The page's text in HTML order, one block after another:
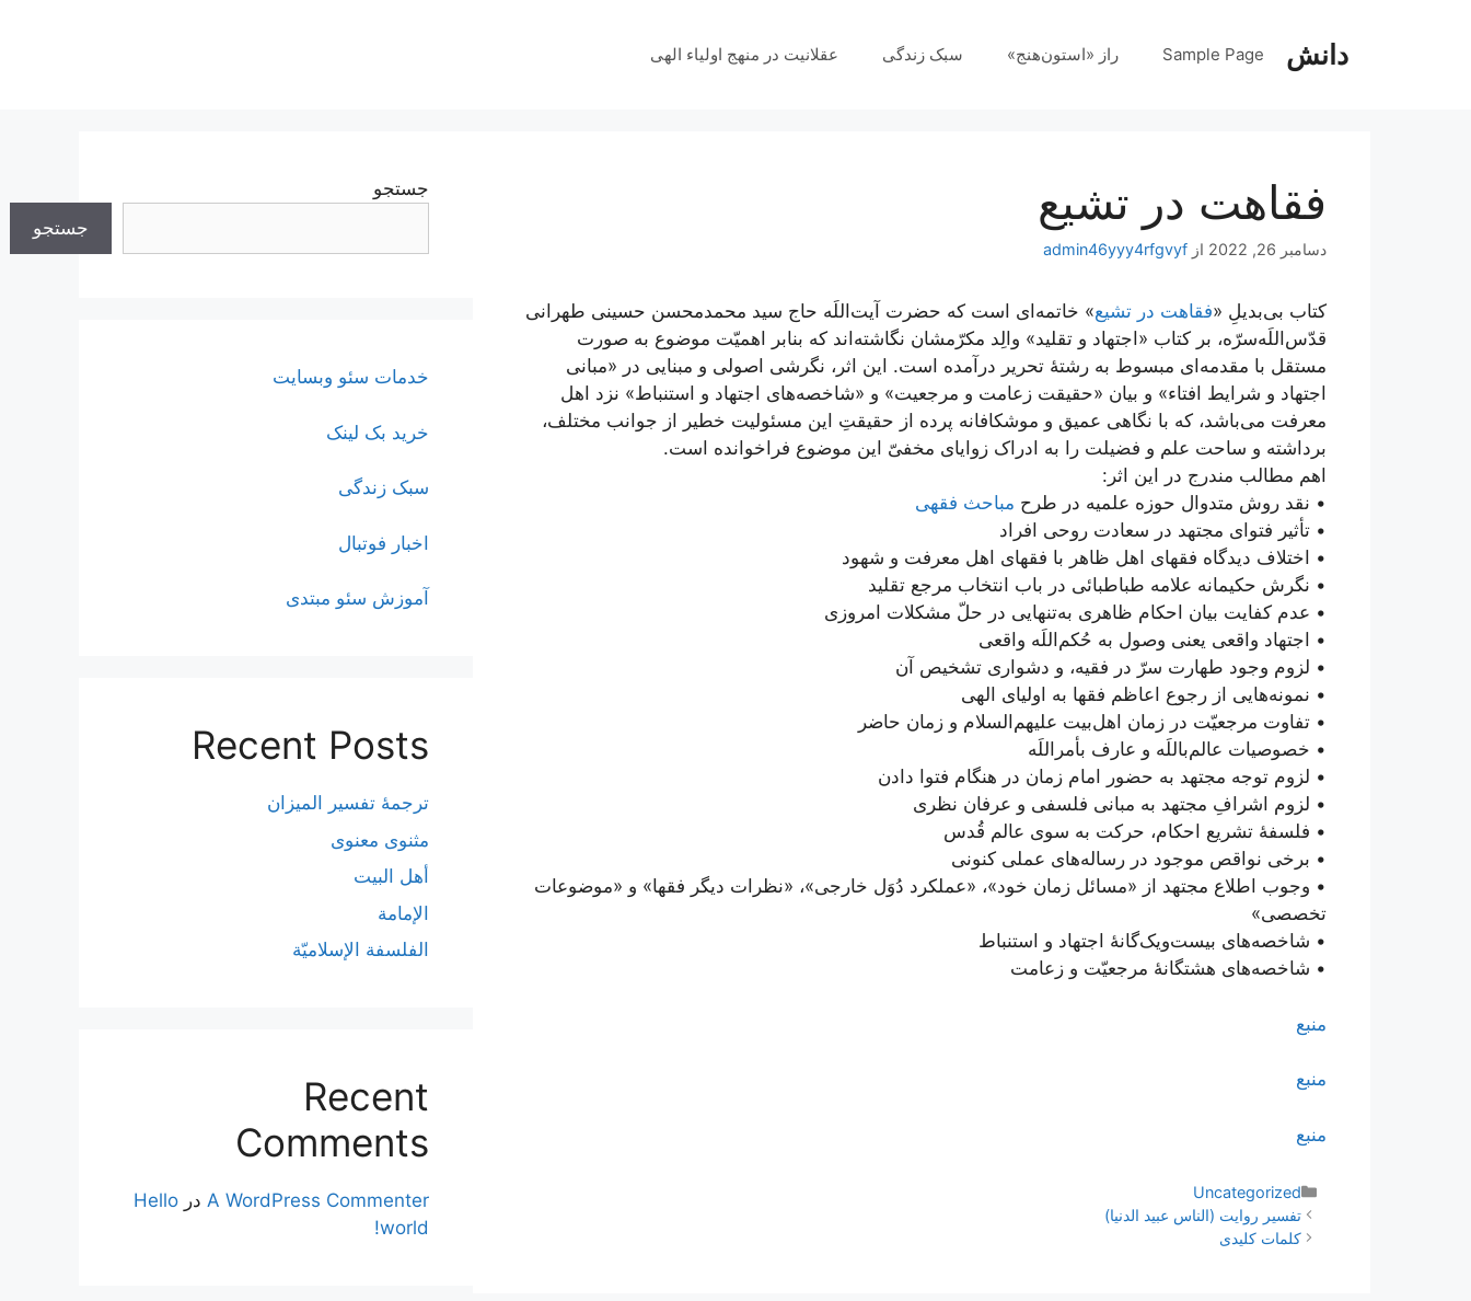
دانش Sample Page راز «استون‌هنج» سبک زندگی عقلانیت در منهج اولیاء الهی
فقاهت در تشیع
دسامبر 26, 2022 از admin46yyy4rfgvyf
کتاب بی‌بدیلِ «فقاهت در تشیع» خاتمه‌ای است که حضرت آیت‌اللَه حاج سید محمدمحسن حسینی طهرانی
قدّس‌اللَه‌سرّه، بر کتاب «اجتهاد و تقلید» والِد مکرّمشان نگاشته‌اند که بنابر اهمیّت موضوع به صورت
مستقل با مقدمه‌ای مبسوط به رشتۀ تحریر درآمده است. این اثر، نگرشی اصولی و مبنایی در «مبانی
اجتهاد و شرایط افتاء» و بیان «حقیقت زعامت و مرجعیت» و «شاخصه‌های اجتهاد و استنباط» نزد اهل
معرفت می‌باشد، که با نگاهی عمیق و موشکافانه پرده از حقیقتِ این مسئولیت خطیر از جوانب مختلف،
برداشته و ساحت علم و فضیلت را به ادراک زوایای مخفیّ این موضوع فراخوانده است.
اهم مطالب مندرج در این اثر:
• نقد روش متدوال حوزه علمیه در طرح مباحث فقهی
• تأثیر فتوای مجتهد در سعادت روحی افراد
• اختلاف دیدگاه فقهای اهل ظاهر با فقهای اهل معرفت و شهود
• نگرش حکیمانه علامه طباطبائی در باب انتخاب مرجع تقلید
• عدم کفایت بیان احکام ظاهری به‌تنهایی در حلّ مشکلات امروزی
• اجتهاد واقعی یعنی وصول به حُکم‌اللَه واقعی
• لزوم وجود طهارت سرّ در فقیه،‌ و دشواری تشخیص آن
• نمونه‌هایی از رجوع اعاظم فقها به اولیای الهی
• تفاوت مرجعیّت در زمان اهل‌بیت علیهم‌السلام و زمان حاضر
• خصوصیات عالم‌باللَه و عارف بأمر‌اللَه
• لزوم توجه مجتهد به حضور امام زمان در هنگام فتوا دادن
• لزوم اشرافِ مجتهد به مبانی فلسفی و عرفان نظری
• فلسفۀ تشریع احکام، حرکت به سوی عالم قُدس
• برخی نواقص موجود در رساله‌های عملی کنونی
• وجوب اطلاع مجتهد از «مسائل زمان خود»، «عملکرد دُوَل خارجی»، «نظرات دیگر فقها» و «موضوعات
تخصصی»
• شاخصه‌های بیست‌ویک‌گانۀ اجتهاد و استنباط
• شاخصه‌های هشتگانۀ مرجعیّت و زعامت
منبع
منبع
منبع
دسته‌ها
Uncategorized
ناوبری
نوشته‌ها
تفسير روايت (الناس عبيد الدنيا)
کلمات کلیدی
جستجو
جستجو
خدمات سئو وبسایت
خرید بک لینک
سبک زندگی
اخبار فوتبال
آموزش سئو مبتدی
Recent Posts
ترجمۀ تفسیر المیزان
مثنوی معنوی
أهل البيت
الإمامة
الفلسفة الإسلاميّة
Recent
Comments
A WordPress Commenter در Hello
world!